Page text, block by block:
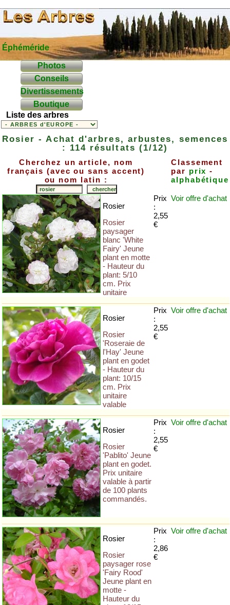
Éphéméride
Photos
Conseils
Divertissements
Boutique
Liste des arbres
Rosier - Achat d'arbres, arbustes, semences
: 114 résultats (1/12)
Cherchez un article, nom
français (avec ou sans accent)
ou nom latin :
Classement
par prix -
alphabétique
Rosier
Rosier
paysager
blanc 'White
Fairy' Jeune
plant en motte
- Hauteur du
plant: 5/10
cm. Prix
unitaire
Prix
:
2,55
€
Voir offre d'achat
Rosier
Rosier
'Roseraie de
l'Hay' Jeune
plant en godet
- Hauteur du
plant: 10/15
cm. Prix
unitaire
valable
Prix
:
2,55
€
Voir offre d'achat
Rosier
Rosier
'Pablito' Jeune
plant en godet.
Prix unitaire
valable à partir
de 100 plants
commandés.
Prix
:
2,55
€
Voir offre d'achat
Rosier
Rosier
paysager rose
'Fairy Rood'
Jeune plant en
motte -
Hauteur du
Prix
:
2,86
€
Voir offre d'achat